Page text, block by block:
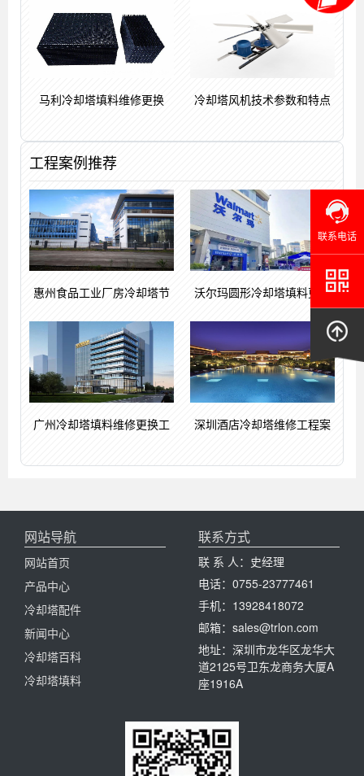
马利冷却塔填料维修更换 冷却塔风机技术参数和特点
工程案例推荐
惠州食品工业厂房冷却塔节 沃尔玛圆形冷却塔填料更换
广州冷却塔填料维修更换工 深圳酒店冷却塔维修工程案
网站导航
网站首页
产品中心
冷却塔配件
新闻中心
冷却塔百科
冷却塔填料
联系方式
联 系 人：史经理
电话：0755-23777461
手机：13928418072
邮箱：sales@trlon.com
地址：深圳市龙华区龙华大
道2125号卫东龙商务大厦A
座1916A
联系电话